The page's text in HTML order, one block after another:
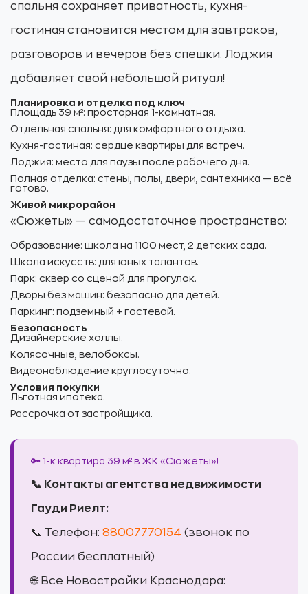
спальня сохраняет приватность, кухня-
гостиная становится местом для завтраков,
разговоров и вечеров без спешки. Лоджия
добавляет свой небольшой ритуал!
Планировка и отделка под ключ
Площадь 39 м²: просторная 1-комнатная.
Отдельная спальня: для комфортного отдыха.
Кухня-гостиная: сердце квартиры для встреч.
Лоджия: место для паузы после рабочего дня.
Полная отделка: стены, полы, двери, сантехника — всё
готово.
Живой микрорайон
«Сюжеты» — самодостаточное пространство:
Образование: школа на 1100 мест, 2 детских сада.
Школа искусств: для юных талантов.
Парк: сквер со сценой для прогулок.
Дворы без машин: безопасно для детей.
Паркинг: подземный + гостевой.
Безопасность
Дизайнерские холлы.
Колясочные, велобоксы.
Видеонаблюдение круглосуточно.
Условия покупки
Льготная ипотека.
Рассрочка от застройщика.
🔑 1-к квартира 39 м² в ЖК «Сюжеты»!
📞 Контакты агентства недвижимости
Гауди Риелт:
📞 Телефон: 88007770154 (звонок по
России бесплатный)
🌐 Все Новостройки Краснодара: